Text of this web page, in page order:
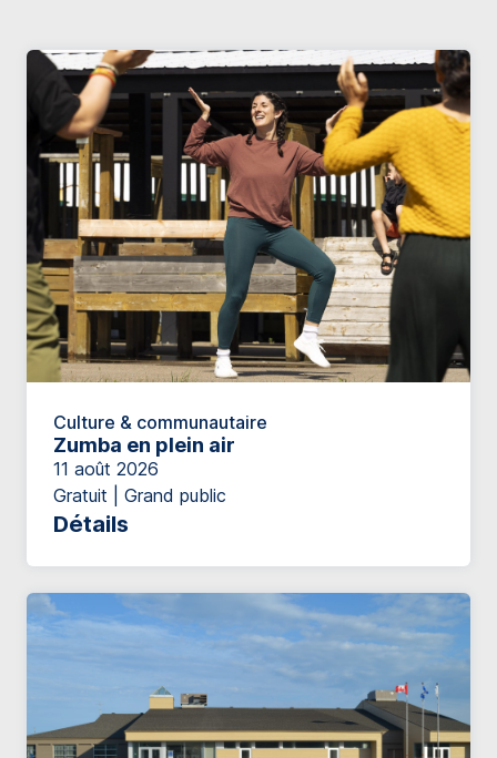
Culture & communautaire
Zumba en plein air
11 août 2026
Gratuit | Grand public
Détails